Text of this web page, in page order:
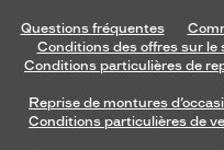
Questions fréquentes
Conditions des offres sur le
Conditions particulières de
Reprise de montures
Conditions particulières de